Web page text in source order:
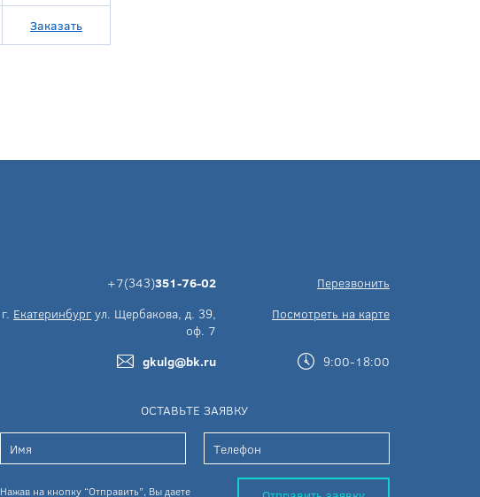
Заказать
+7(343)351-76-02
Перезвонить
г. Екатеринбург ул. Щербакова, д. 39,
оф. 7
Посмотреть на карте
gkulg@bk.ru 9:00-18:00
ОСТАВЬТЕ ЗАЯВКУ
Нажав на кнопку “Отправить”, Вы даете